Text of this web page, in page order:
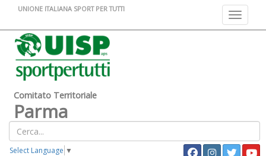
Toggle
UNIONE ITALIANA SPORT PER TUTTI
Comitato Territoriale
Parma
Select Language ▼